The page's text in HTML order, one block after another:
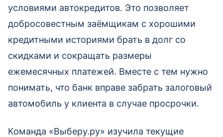
условиями автокредитов. Это позволяет
добросовестным заёмщикам с хорошими
кредитными историями брать в долг со
скидками и сокращать размеры
ежемесячных платежей. Вместе с тем нужно
понимать, что банк вправе забрать залоговый
автомобиль у клиента в случае просрочки.
Команда «Выберу.ру» изучила текущие